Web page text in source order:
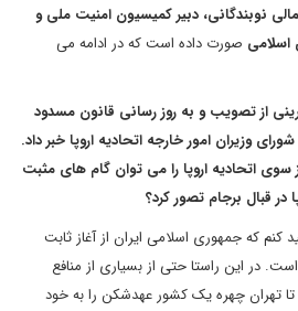
نوبندگانی، دبیر کمیسیون امنیت ملی و
صورت داده است که در ادامه می
از تصویب و به روز رسانی قانون مسدود
وزیران امور خارجه اتحادیه اروپا خبر داد.
سوی اتحادیه اروپا را می توان گام های مثبت
قبال برجام تصور کرد؟
کنم که جمهوری اسلامی ایران از آغاز ثابت
در این راستا حتی از بسیاری از منافع
تهران چهره یک کشور عهدشکن را به خود